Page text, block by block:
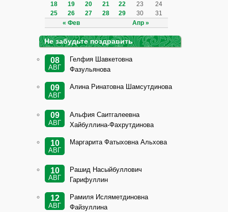
« Фев Апр »
18
19 20 21 22 23
24
25
26 27 28 29 30 31
Не забудьте поздравить
08
АВГ
Гелфия Шавкетовна
Фазульянова
09
АВГ
Алина Ринатовна Шамсутдинова
09
АВГ
Альфия Саитгалеевна
Хайбуллина-Фахрутдинова
10
АВГ
Маргарита Фатыховна Альхова
10
АВГ
Рашид Насыйбуллович
Гарифуллин
12
АВГ
Рамиля Исляметдиновна
Файзуллина